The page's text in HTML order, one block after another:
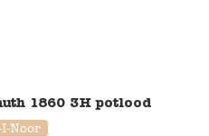
1860 3H potlood
Noor